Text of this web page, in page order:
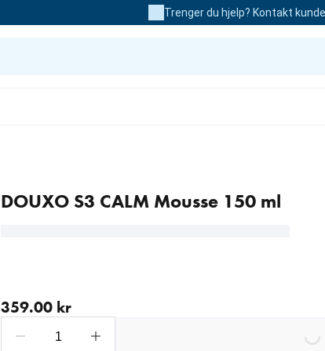
Trenger du hjelp? Kontakt
DOUXO S3 CALM Mousse 150 ml
359.00 kr